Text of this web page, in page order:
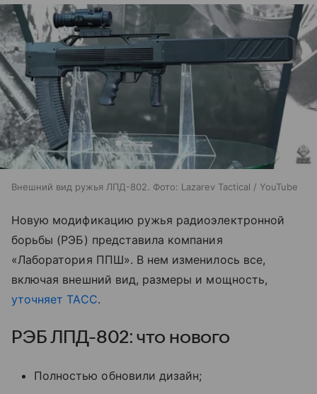
Внешний вид ружья ЛПД-802. Фото: Lazarev Tactical / YouTube
Новую модификацию ружья радиоэлектронной
борьбы (РЭБ) представила компания
«Лаборатория ППШ». В нем изменилось все,
включая внешний вид, размеры и мощность,
уточняет ТАСС.
РЭБ ЛПД-802: что нового
Полностью обновили дизайн;